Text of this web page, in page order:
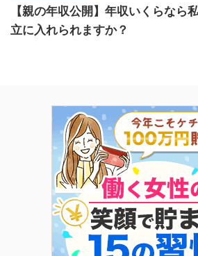
【親の年収公開】年収いくらなら
立に入れられますか？